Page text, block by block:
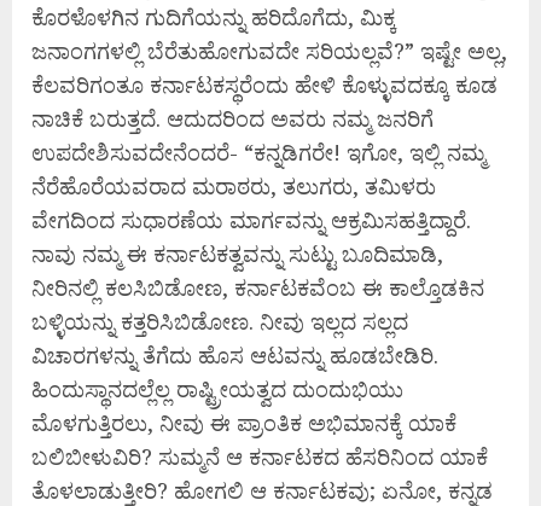
ಕೊರಳೊಳಗಿನ ಗುದಿಗೆಯನ್ನು ಹರಿದೊಗೆದು, ಮಿಕ್ಕ
ಜನಾಂಗಗಳಲ್ಲಿ ಬೆರೆತುಹೋಗುವದೇ ಸರಿಯಲ್ಲವೆ?” ಇಷ್ಟೇ ಅಲ್ಲ,
ಕೆಲವರಿಗಂತೂ ಕರ್ನಾಟಕಸ್ಥರೆಂದು ಹೇಳಿ ಕೊಳ್ಳುವದಕ್ಕೂ ಕೂಡ
ನಾಚಿಕೆ ಬರುತ್ತದೆ. ಆದುದರಿಂದ ಅವರು ನಮ್ಮ ಜನರಿಗೆ
ಉಪದೇಶಿಸುವದೇನೆಂದರೆ- “ಕನ್ನಡಿಗರೇ! ಇಗೋ, ಇಲ್ಲಿ ನಮ್ಮ
ನೆರೆಹೊರೆಯವರಾದ ಮರಾಠರು, ತಲುಗರು, ತಮಿಳರು
ವೇಗದಿಂದ ಸುಧಾರಣೆಯ ಮಾರ್ಗವನ್ನು ಆಕ್ರಮಿಸಹತ್ತಿದ್ದಾರೆ.
ನಾವು ನಮ್ಮ ಈ ಕರ್ನಾಟಕತ್ವವನ್ನು ಸುಟ್ಟು ಬೂದಿಮಾಡಿ,
ನೀರಿನಲ್ಲಿ ಕಲಸಿಬಿಡೋಣ, ಕರ್ನಾಟಕವೆಂಬ ಈ ಕಾಲ್ತೊಡಕಿನ
ಬಳ್ಳಿಯನ್ನು ಕತ್ತರಿಸಿಬಿಡೋಣ. ನೀವು ಇಲ್ಲದ ಸಲ್ಲದ
ವಿಚಾರಗಳನ್ನು ತೆಗೆದು ಹೊಸ ಆಟವನ್ನು ಹೂಡಬೇಡಿರಿ.
ಹಿಂದುಸ್ಥಾನದಲ್ಲೆಲ್ಲ ರಾಷ್ಟ್ರೀಯತ್ವದ ದುಂದುಭಿಯು
ಮೊಳಗುತ್ತಿರಲು, ನೀವು ಈ ಪ್ರಾಂತಿಕ ಅಭಿಮಾನಕ್ಕೆ ಯಾಕೆ
ಬಲಿಬೀಳುವಿರಿ? ಸುಮ್ಮನೆ ಆ ಕರ್ನಾಟಕದ ಹೆಸರಿನಿಂದ ಯಾಕೆ
ತೊಳಲಾಡುತ್ತೀರಿ? ಹೋಗಲಿ ಆ ಕರ್ನಾಟಕವು; ಏನೋ, ಕನ್ನಡ